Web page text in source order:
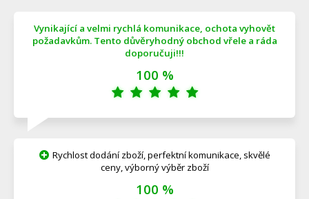
Vynikající a velmi rychlá komunikace, ochota vyhovět
požadavkům. Tento důvěryhodný obchod vřele a ráda
doporučuji!!!
100 %
Rychlost dodání zboží, perfektní komunikace, skvělé
ceny, výborný výběr zboží
100 %